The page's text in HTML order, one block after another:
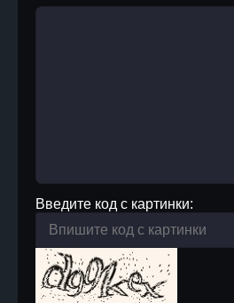
Введите код с картинки: